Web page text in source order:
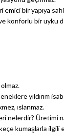
emici bir yapıya
konforlu bir uyku
yıldırım
ıslanmaz.
nelerdir? Üretimi
kumaşlarla ilgili